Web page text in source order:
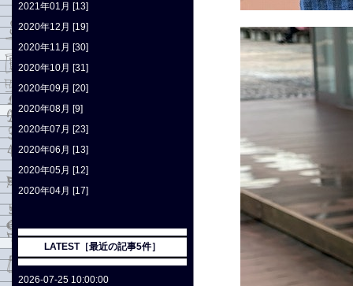
2021年01月 [13]
2020年12月 [19]
2020年11月 [30]
2020年10月 [31]
2020年09月 [20]
2020年08月 [9]
2020年07月 [23]
2020年06月 [13]
2020年05月 [12]
2020年04月 [17]
LATEST［最近の記事5件］
2026-07-25 10:00:00